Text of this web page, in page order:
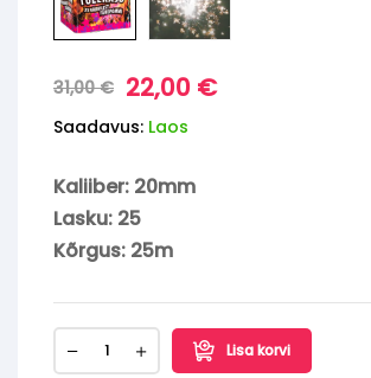
31,00€ 22,00 €
Saadavus: Laos
Kaliiber: 20mm
Lasku: 25
Kõrgus: 25m
Lisa korvi